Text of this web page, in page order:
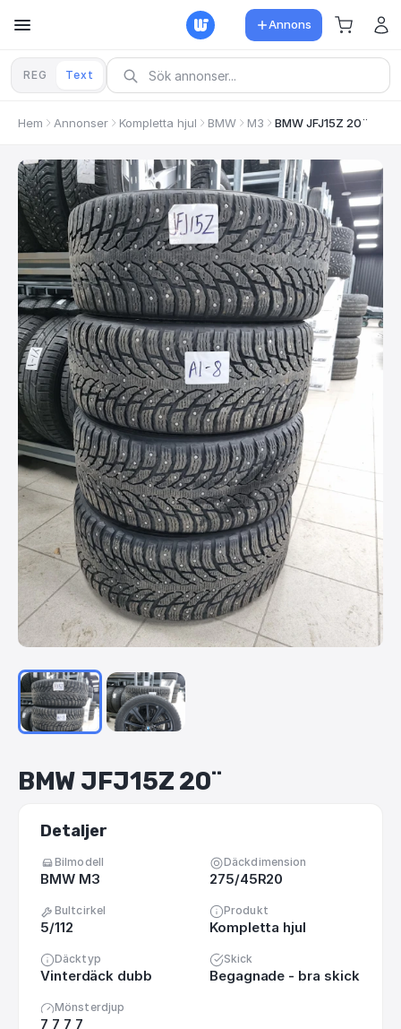
Annons
REG Text
Hem Annonser Kompletta hjul BMW M3 BMW JFJ15Z 20¨
BMW JFJ15Z 20¨
Detaljer
Bilmodell
BMW M3
Däckdimension
275/45R20
Bultcirkel
5/112
Produkt
Kompletta hjul
Däcktyp
Vinterdäck dubb
Skick
Begagnade - bra skick
Mönsterdjup
7 7 7 7